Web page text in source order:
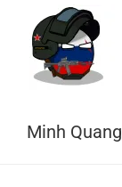
Minh Quang